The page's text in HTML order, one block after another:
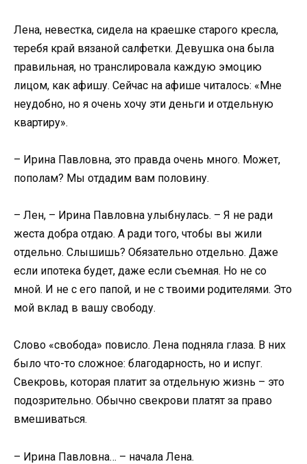
Лена, невестка, сидела на краешке старого кресла,
теребя край вязаной салфетки. Девушка она была
правильная, но транслировала каждую эмоцию
лицом, как афишу. Сейчас на афише читалось: «Мне
неудобно, но я очень хочу эти деньги и отдельную
квартиру».
– Ирина Павловна, это правда очень много. Может,
пополам? Мы отдадим вам половину.
– Лен, – Ирина Павловна улыбнулась. – Я не ради
жеста добра отдаю. А ради того, чтобы вы жили
отдельно. Слышишь? Обязательно отдельно. Даже
если ипотека будет, даже если съемная. Но не со
мной. И не с его папой, и не с твоими родителями. Это
мой вклад в вашу свободу.
Слово «свобода» повисло. Лена подняла глаза. В них
было что-то сложное: благодарность, но и испуг.
Свекровь, которая платит за отдельную жизнь – это
подозрительно. Обычно свекрови платят за право
вмешиваться.
– Ирина Павловна… – начала Лена.